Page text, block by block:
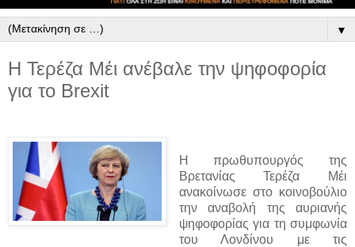
▼
Η Τερέζα Μέι ανέβαλε την ψηφοφορία
για το Brexit
Η πρωθυπουργός της
Βρετανίας Τερέζα Μέι
ανακοίνωσε στο κοινοβούλιο
την αναβολή της αυριανής
ψηφοφορίας για τη συμφωνία
του Λονδίνου με τις